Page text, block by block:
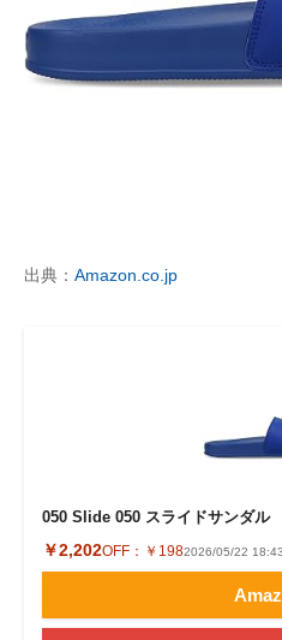
出典： Amazon.co.jp
050 Slide 050 スライドサンダル
￥2,202OFF： ￥1982026/05/22